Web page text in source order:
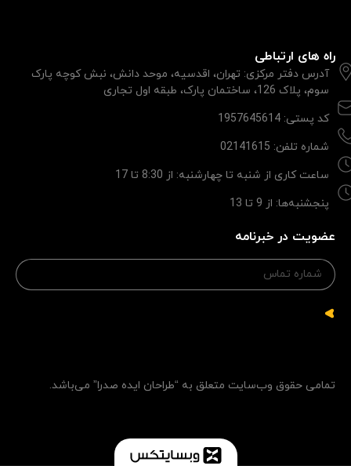
راه های ارتباطی
آدرس دفتر مرکزی: تهران، اقدسیه، موحد دانش، نبش کوچه پارک
سوم، پلاک 126، ساختمان پارک، طبقه اول تجاری
کد پستی: 1957645614
شماره تلفن: 02141615
ساعت کاری از شنبه تا چهارشنبه: از 8:30 تا 17
پنجشنبه‌ها: از 9 تا 13
عضویت در خبرنامه
تمامی حقوق وب‌سایت متعلق به “طراحان ایده صدرا” می‌باشد.